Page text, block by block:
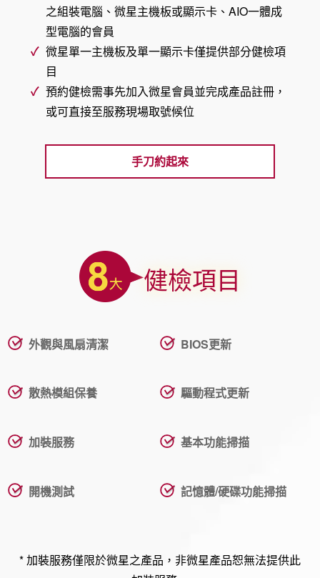
之組裝電腦、微星主機板或顯示卡、AIO一體成
型電腦的會員
微星單一主機板及單一顯示卡僅提供部分健檢項
目
預約健檢需事先加入微星會員並完成產品註冊，
或可直接至服務現場取號候位
手刀約起來
健檢項目
外觀與風扇清潔
散熱模組保養
BIOS更新
驅動程式更新
加裝服務
開機測試
基本功能掃描
記憶體/硬碟功能掃描
* 加裝服務僅限於微星之產品，非微星產品恕無法提供此